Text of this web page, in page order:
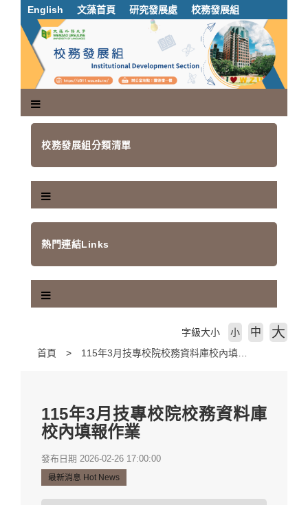
English 文藻首頁 研究發展處 校務發展組
校務發展組分類清單
熱門連結Links
首頁 115年3月技專校院校務資料庫校內填報作業
字級大小 小 中 大
115年3月技專校院校務資料庫
校內填報作業
發布日期 2026-02-26 17:00:00
最新消息 Hot News